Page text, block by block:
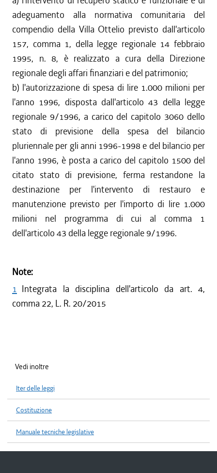
adeguamento alla normativa comunitaria del
compendio della Villa Ottelio previsto dall'articolo
157, comma 1, della legge regionale 14 febbraio
1995, n. 8, è realizzato a cura della Direzione
regionale degli affari finanziari e del patrimonio;
b) l'autorizzazione di spesa di lire 1.000 milioni per
l'anno 1996, disposta dall'articolo 43 della legge
regionale 9/1996, a carico del capitolo 3060 dello
stato di previsione della spesa del bilancio
pluriennale per gli anni 1996-1998 e del bilancio per
l'anno 1996, è posta a carico del capitolo 1500 del
citato stato di previsione, ferma restandone la
destinazione per l'intervento di restauro e
manutenzione previsto per l'importo di lire 1.000
milioni nel programma di cui al comma 1
dell'articolo 43 della legge regionale 9/1996.
Note:
1 Integrata la disciplina dell'articolo da art. 4,
comma 22, L. R. 20/2015
Vedi inoltre
Iter delle leggi
Costituzione
Manuale tecniche legislative